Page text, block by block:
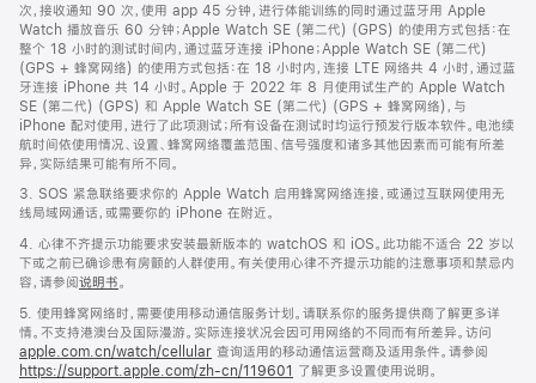
次，接收通知 90 次，使用 app 45 分钟，进行体能训练的同时通过蓝牙用 Apple
Watch 播放音乐 60 分钟；Apple Watch SE (第二代) (GPS) 的使用方式包括：在
整个 18 小时的测试时间内，通过蓝牙连接 iPhone；Apple Watch SE (第二代)
(GPS + 蜂窝网络) 的使用方式包括：在 18 小时内，连接 LTE 网络共 4 小时，通过蓝
牙连接 iPhone 共 14 小时。Apple 于 2022 年 8 月使用试生产的 Apple Watch
SE (第二代) (GPS) 和 Apple Watch SE (第二代) (GPS + 蜂窝网络)，与
iPhone 配对使用，进行了此项测试；所有设备在测试时均运行预发行版本软件。电池续
航时间依使用情况、设置、蜂窝网络覆盖范围、信号强度和诸多其他因素而可能有所差
异，实际结果可能有所不同。
3. SOS 紧急联络要求你的 Apple Watch 启用蜂窝网络连接，或通过互联网使用无
线局域网通话，或需要你的 iPhone 在附近。
4. 心律不齐提示功能要求安装最新版本的 watchOS 和 iOS。此功能不适合 22 岁以
下或之前已确诊患有房颤的人群使用。有关使用心律不齐提示功能的注意事项和禁忌内
容，请参阅说明书。
5. 使用蜂窝网络时，需要使用移动通信服务计划。请联系你的服务提供商了解更多详
情。不支持港澳台及国际漫游。实际连接状况会因可用网络的不同而有所差异。访问
apple.com.cn/watch/cellular 查询适用的移动通信运营商及适用条件。请参阅
https://support.apple.com/zh-cn/119601
了解更多设置使用说明。